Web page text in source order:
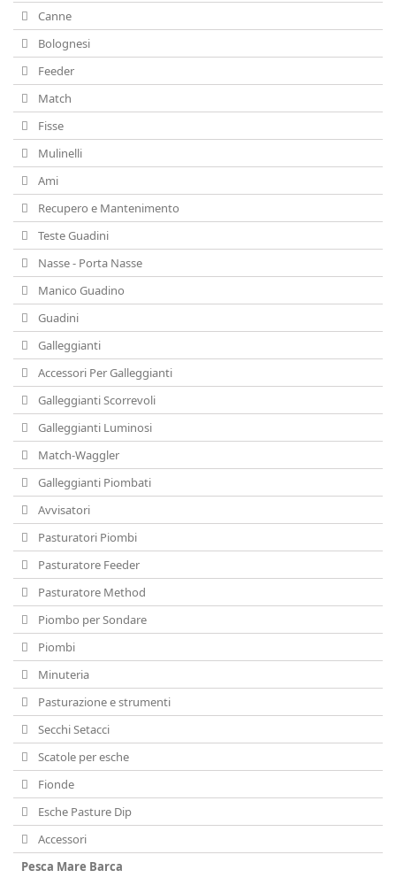
Canne
Bolognesi
Feeder
Match
Fisse
Mulinelli
Ami
Recupero e Mantenimento
Teste Guadini
Nasse - Porta Nasse
Manico Guadino
Guadini
Galleggianti
Accessori Per Galleggianti
Galleggianti Scorrevoli
Galleggianti Luminosi
Match-Waggler
Galleggianti Piombati
Avvisatori
Pasturatori Piombi
Pasturatore Feeder
Pasturatore Method
Piombo per Sondare
Piombi
Minuteria
Pasturazione e strumenti
Secchi Setacci
Scatole per esche
Fionde
Esche Pasture Dip
Accessori
Pesca Mare Barca